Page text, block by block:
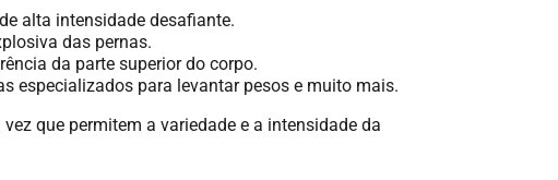
alta intensidade desafiante.
das pernas.
da parte superior do corpo.
especializados para levantar pesos e muito mais.
que permitem a variedade e a intensidade da